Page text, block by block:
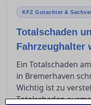
KFZ Gutachter &
Totalschaden
Fahrzeughalter
Ein Totalschaden
in Bremerhaven
Wichtig ist zu
Totalschaden